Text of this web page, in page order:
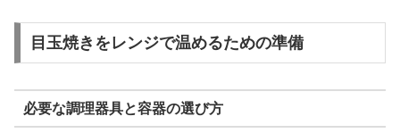
目玉焼きをレンジで温めるための準備
必要な調理器具と容器の選び方